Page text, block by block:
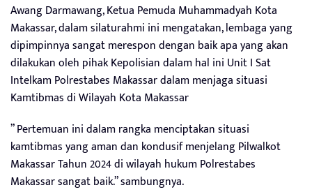
Awang Darmawang, Ketua Pemuda Muhammadyah Kota
Makassar, dalam silaturahmi ini mengatakan, lembaga yang
dipimpinnya sangat merespon dengan baik apa yang akan
dilakukan oleh pihak Kepolisian dalam hal ini Unit I Sat
Intelkam Polrestabes Makassar dalam menjaga situasi
Kamtibmas di Wilayah Kota Makassar
” Pertemuan ini dalam rangka menciptakan situasi
kamtibmas yang aman dan kondusif menjelang Pilwalkot
Makassar Tahun 2024 di wilayah hukum Polrestabes
Makassar sangat baik.” sambungnya.